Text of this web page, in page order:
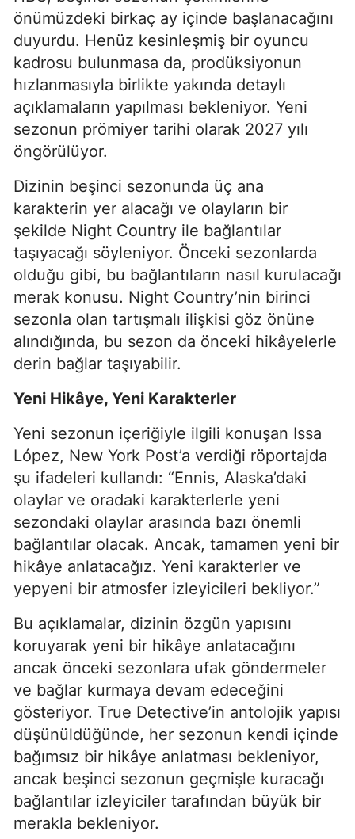
önümüzdeki birkaç ay içinde başlanacağını
duyurdu. Henüz kesinleşmiş bir oyuncu
kadrosu bulunmasa da, prodüksiyonun
hızlanmasıyla birlikte yakında detaylı
açıklamaların yapılması bekleniyor. Yeni
sezonun prömiyer tarihi olarak 2027 yılı
öngörülüyor.
Dizinin beşinci sezonunda üç ana
karakterin yer alacağı ve olayların bir
şekilde Night Country ile bağlantılar
taşıyacağı söyleniyor. Önceki sezonlarda
olduğu gibi, bu bağlantıların nasıl kurulacağı
merak konusu. Night Country’nin birinci
sezonla olan tartışmalı ilişkisi göz önüne
alındığında, bu sezon da önceki hikâyelerle
derin bağlar taşıyabilir.
Yeni Hikâye, Yeni Karakterler
Yeni sezonun içeriğiyle ilgili konuşan Issa
López, New York Post’a verdiği röportajda
şu ifadeleri kullandı: “Ennis, Alaska’daki
olaylar ve oradaki karakterlerle yeni
sezondaki olaylar arasında bazı önemli
bağlantılar olacak. Ancak, tamamen yeni bir
hikâye anlatacağız. Yeni karakterler ve
yepyeni bir atmosfer izleyicileri bekliyor.”
Bu açıklamalar, dizinin özgün yapısını
koruyarak yeni bir hikâye anlatacağını
ancak önceki sezonlara ufak göndermeler
ve bağlar kurmaya devam edeceğini
gösteriyor. True Detective’in antolojik yapısı
düşünüldüğünde, her sezonun kendi içinde
bağımsız bir hikâye anlatması bekleniyor,
ancak beşinci sezonun geçmişle kuracağı
bağlantılar izleyiciler tarafından büyük bir
merakla bekleniyor.